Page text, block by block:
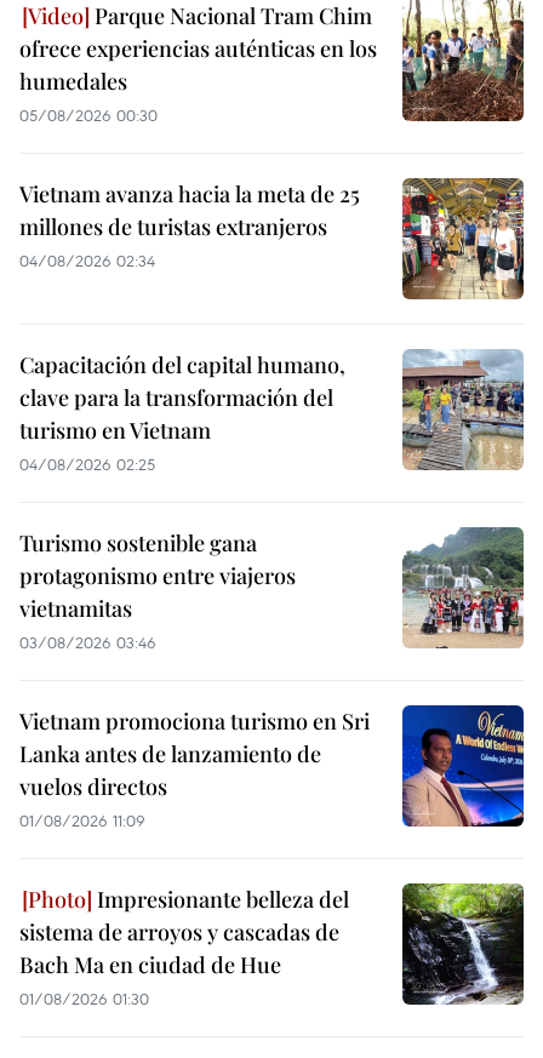
Parque Nacional Tram Chim
ofrece experiencias auténticas en los
humedales
05/08/2026 00:30
Vietnam avanza hacia la meta de 25
millones de turistas extranjeros
04/08/2026 02:34
Capacitación del capital humano,
clave para la transformación del
turismo en Vietnam
04/08/2026 02:25
Turismo sostenible gana
protagonismo entre viajeros
vietnamitas
03/08/2026 03:46
Vietnam promociona turismo en Sri
Lanka antes de lanzamiento de
vuelos directos
01/08/2026 11:09
Impresionante belleza del
sistema de arroyos y cascadas de
Bach Ma en ciudad de Hue
01/08/2026 01:30